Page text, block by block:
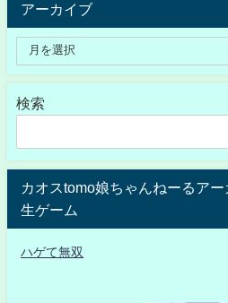
アーカイブ
検索
カオスtomo娘ちゃんねーるア
生ゲーム
ハゲて無双